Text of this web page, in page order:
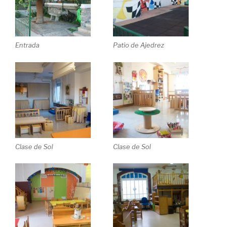
Entrada Patio de Ajedrez
Clase de Sol Clase de Sol